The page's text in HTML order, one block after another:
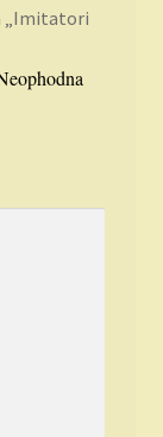
„Imitatori